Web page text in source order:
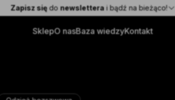
Zapisz siędo newsletterai bądź na bieżąco!
Wysyłka w 24h!
Zaobserwuj nas @apofly.pl
Premium push-up
SklepO nasBaza wiedzyKontakt